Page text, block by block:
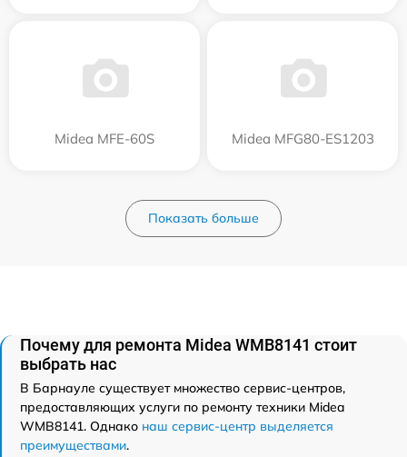
Midea MFE-60S Midea MFG80-ES1203
Показать больше
Почему для ремонта Midea WMB8141 стоит
выбрать нас
В Барнауле существует множество сервис-центров,
предоставляющих услуги по ремонту техники Midea
WMB8141. Однако наш сервис-центр выделяется
преимуществами.